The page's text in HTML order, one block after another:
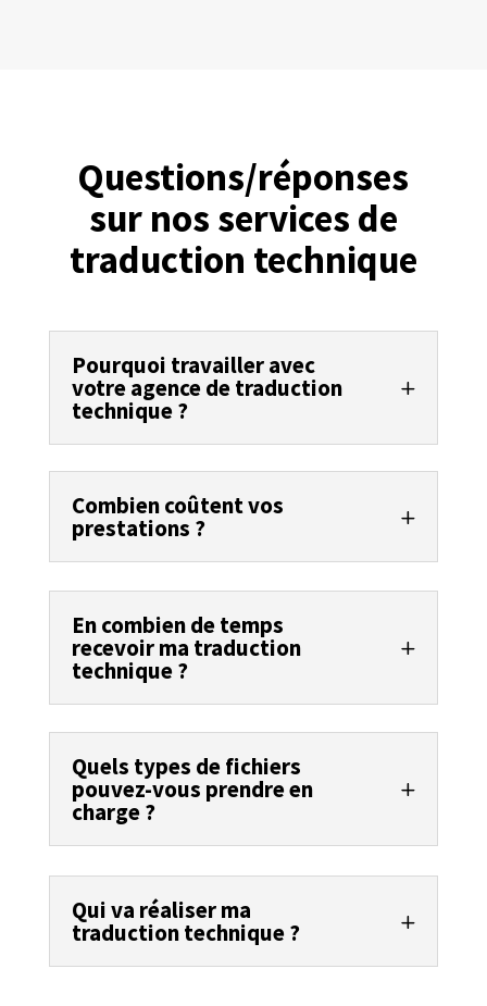
Questions/réponses
sur nos services de
traduction technique
Pourquoi travailler avec
votre agence de traduction
technique ?
Combien coûtent vos
prestations ?
En combien de temps
recevoir ma traduction
technique ?
Quels types de fichiers
pouvez-vous prendre en
charge ?
Qui va réaliser ma
traduction technique ?